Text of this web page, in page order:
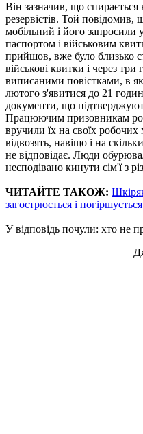
Він зазначив, що
резервістів. Той
мобільний і його запросили
паспортом і військовим
прийшов, вже було близько
військові квитки і через
виписаними повістками, в
лютого з'явитися до 21
документи, що
Працюючим призовникам
вручили їх на своїх робочих
відвозять, навіщо і на
не відповідає. Люди
несподівано кинути сім'ї з
ЧИТАЙТЕ ТАКОЖ:
загострюється і погіршується
У відповідь почули: хто не